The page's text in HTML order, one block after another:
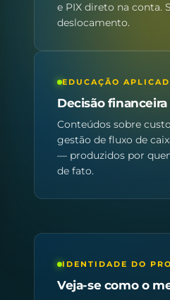
e PIX direto na conta.
deslocamento.
EDUCAÇÃO
Decisão
Conteúdos sobre
gestão de fluxo de
— produzidos por
de fato.
IDENTIDADE DO
Veja-se como o